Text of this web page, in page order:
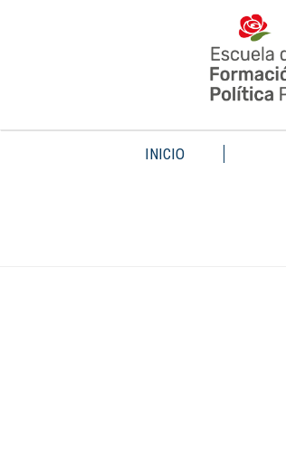
INICIO